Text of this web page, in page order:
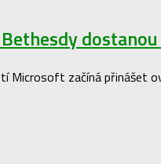
Microsoft začíná přinášet